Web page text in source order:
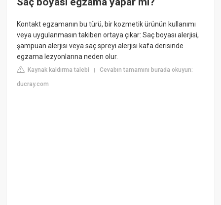
Kontakt egzamanın bu türü, bir kozmetik ürünün kullanımı
veya uygulanmasın takiben ortaya çıkar: Saç boyası alerjisi,
şampuan alerjisi veya saç spreyi alerjisi kafa derisinde
egzama lezyonlarına neden olur.
Kaynak kaldırma talebi |Cevabın tamamını burada okuyun:
ducray.com